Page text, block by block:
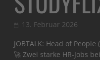
13. Februar 2026
JOBTALK: Head of
🚀 Zwei starke HR-Jobs